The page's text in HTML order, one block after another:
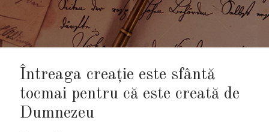
Întreaga creaţie este sfântă
tocmai pentru că este creată de
Dumnezeu